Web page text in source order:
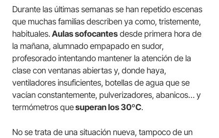
Durante las últimas semanas se han repetido escenas
que muchas familias describen ya como, tristemente,
habituales. Aulas sofocantes desde primera hora de
la mañana, alumnado empapado en sudor,
profesorado intentando mantener la atención de la
clase con ventanas abiertas y, donde haya,
ventiladores insuficientes, botellas de agua que se
vacían constantemente, pulverizadores, abanicos… y
termómetros quesuperan los 30ºC.
No se trata de una situación nueva, tampoco de un